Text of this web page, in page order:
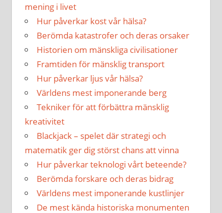
mening i livet
Hur påverkar kost vår hälsa?
Berömda katastrofer och deras orsaker
Historien om mänskliga civilisationer
Framtiden för mänsklig transport
Hur påverkar ljus vår hälsa?
Världens mest imponerande berg
Tekniker för att förbättra mänsklig
kreativitet
Blackjack – spelet där strategi och
matematik ger dig störst chans att vinna
Hur påverkar teknologi vårt beteende?
Berömda forskare och deras bidrag
Världens mest imponerande kustlinjer
De mest kända historiska monumenten